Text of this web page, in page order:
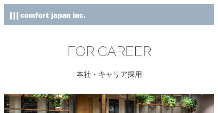
FOR CAREER
本社・キャリア採用